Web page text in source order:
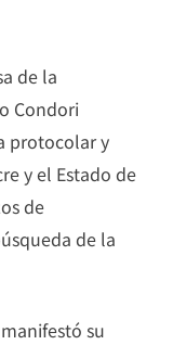
de la
Condori
protocolar y
y el Estado de
de
de la
su